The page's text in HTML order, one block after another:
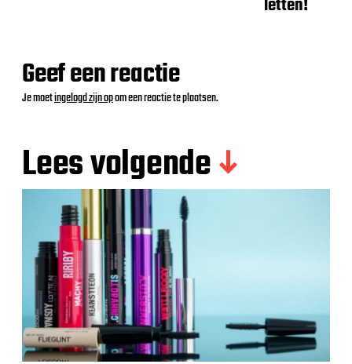
letten!
Geef een reactie
Je moetingelogd zijn opom een reactie te plaatsen.
Lees volgende